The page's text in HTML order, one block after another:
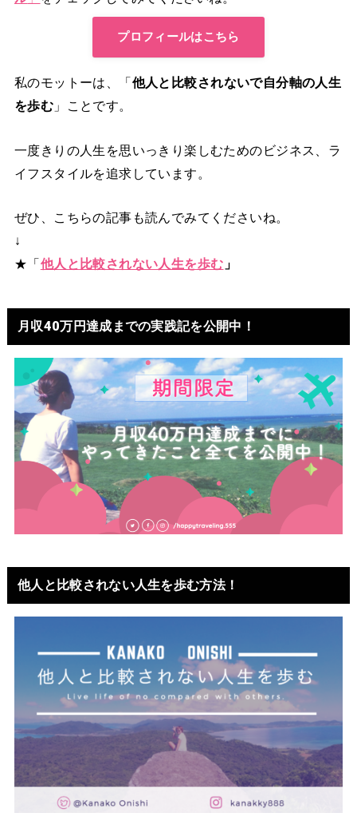
プロフィールはこちら
私のモットーは、「 他人と比較されないで自分軸の人生
を歩む 」ことです。
一度きりの人生を思いっきり楽しむためのビジネス、ラ
イフスタイルを追求しています。
ぜひ、こちらの記事も読んでみてくださいね。
↓
★「他人と比較されない人生を歩む 」
月収40万円達成までの実践記を公開中！
他人と比較されない人生を歩む方法！